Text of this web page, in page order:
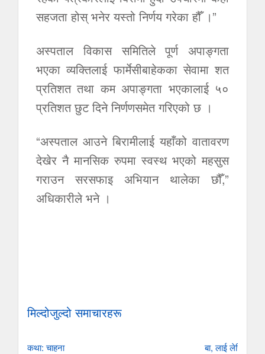
सहजता होस् भनेर यस्तो निर्णय गरेका हौँ ।”
अस्पताल विकास समितिले पूर्ण अपाङ्गता
भएका व्यक्तिलाई फार्मेसीबाहेकका सेवामा शत
प्रतिशत तथा कम अपाङ्गता भएकालाई ५०
प्रतिशत छुट दिने निर्णणसमेत गरिएको छ ।
“अस्पताल आउने बिरामीलाई यहाँको वातावरण
देखेर नै मानसिक रुपमा स्वस्थ भएको महसुस
गराउन सरसफाइ अभियान थालेका छौँ,”
अधिकारीले भने ।
मिल्दोजुल्दो समाचारहरू
कथा: चाहना बा, लाई लेखिएको